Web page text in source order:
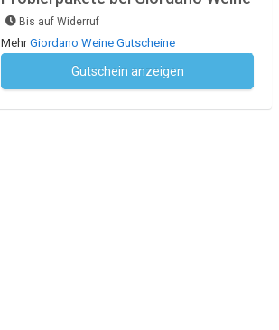
Bis auf Widerruf
MehrGiordano Weine Gutscheine
Gutschein anzeigen